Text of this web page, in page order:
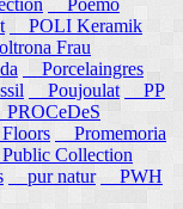
Poemo
POLI Keramik
Frau
Porcelaingres
Poujoulat
PP
Promemoria
Collection
pur natur
PWH